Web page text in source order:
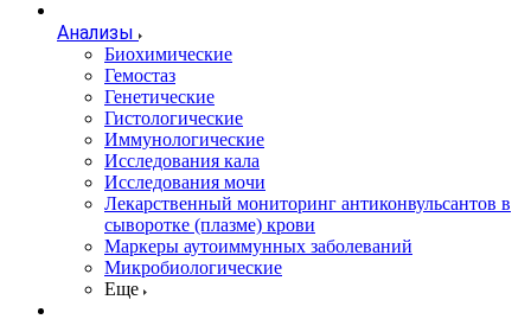
Анализы
Биохимические
Гемостаз
Генетические
Гистологические
Иммунологические
Исследования кала
Исследования мочи
Лекарственный мониторинг антиконвульсантов в
сыворотке (плазме) крови
Маркеры аутоиммунных заболеваний
Микробиологические
Еще